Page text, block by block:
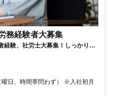
務経験者大募集
経験、社労士大募集！しっかり稼
日、時間帯問わず） ※入社初月